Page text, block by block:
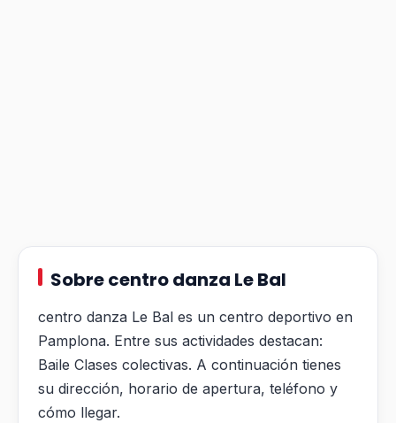
Sobre centro danza Le Bal
centro danza Le Bal es un centro deportivo en
Pamplona. Entre sus actividades destacan:
Baile Clases colectivas. A continuación tienes
su dirección, horario de apertura, teléfono y
cómo llegar.